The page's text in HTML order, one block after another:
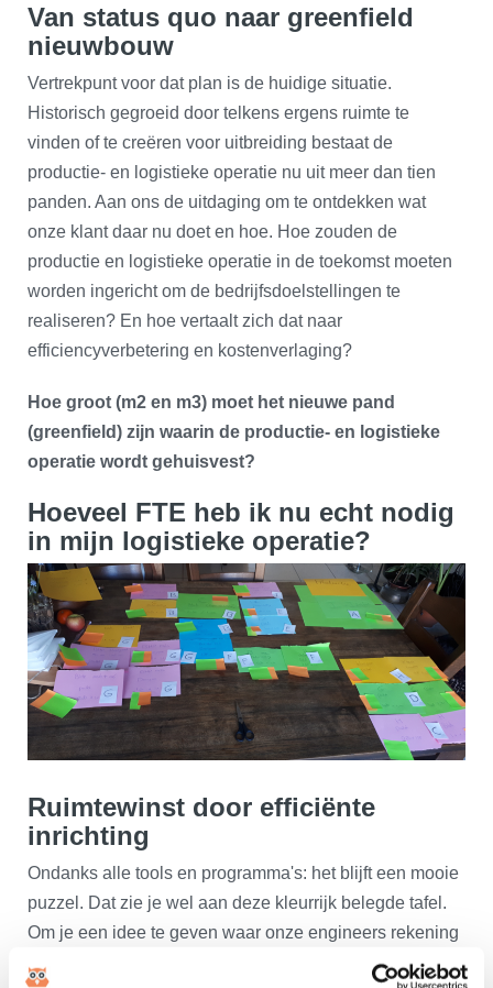
Van status quo naar greenfield
nieuwbouw
Vertrekpunt voor dat plan is de huidige situatie.
Historisch gegroeid door telkens ergens ruimte te
vinden of te creëren voor uitbreiding bestaat de
productie- en logistieke operatie nu uit meer dan tien
panden. Aan ons de uitdaging om te ontdekken wat
onze klant daar nu doet en hoe. Hoe zouden de
productie en logistieke operatie in de toekomst moeten
worden ingericht om de bedrijfsdoelstellingen te
realiseren? En hoe vertaalt zich dat naar
efficiencyverbetering en kostenverlaging?
Hoe groot (m2 en m3) moet het nieuwe pand
(greenfield) zijn waarin de productie- en logistieke
operatie wordt gehuisvest?
Hoeveel FTE heb ik nu echt nodig
in mijn logistieke operatie?
Ruimtewinst door efficiënte
inrichting
Ondanks alle tools en programma's: het blijft een mooie
puzzel. Dat zie je wel aan deze kleurrijk belegde tafel.
Om je een idee te geven waar onze engineers rekening